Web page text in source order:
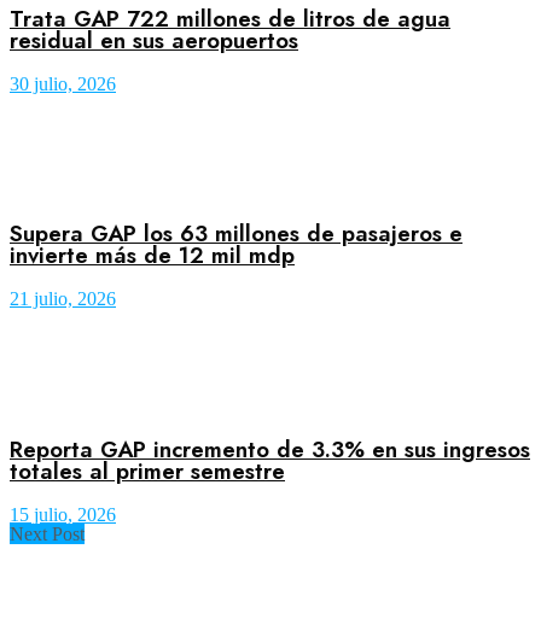
Trata GAP 722 millones de litros de agua
residual en sus aeropuertos
30 julio, 2026
Supera GAP los 63 millones de pasajeros e
invierte más de 12 mil mdp
21 julio, 2026
Reporta GAP incremento de 3.3% en sus ingresos
totales al primer semestre
15 julio, 2026
Next Post